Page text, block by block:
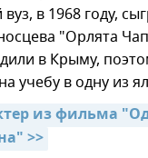
в 1968 году,
"Орлята
в Крыму,
учебу в одну из
из фильма
>>